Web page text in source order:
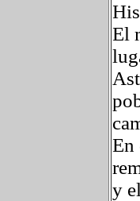
El
En
y